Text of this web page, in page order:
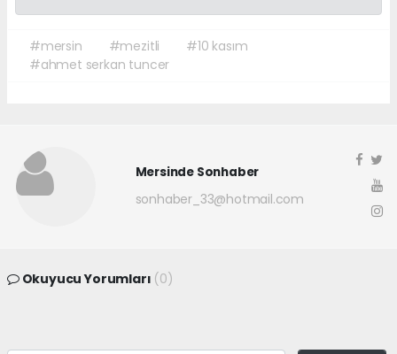
#mersin #mezitli
#10 kasım
#ahmet serkan tuncer
Mersinde Sonhaber
sonhaber_33@hotmail.com
Okuyucu Yorumları (0)